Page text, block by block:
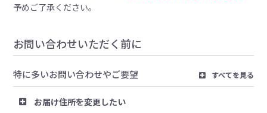
予めご了承ください。
お問い合わせいただく前に
特に多いお問い合わせやご要望 すべてを見る
お届け住所を変更したい